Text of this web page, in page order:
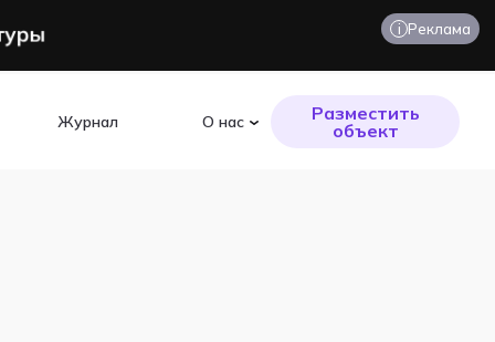
Журнал О нас
Разместить
объект
i Реклама